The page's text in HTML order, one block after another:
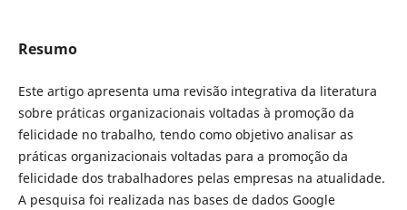
Resumo
Este artigo apresenta uma revisão integrativa da literatura
sobre práticas organizacionais voltadas à promoção da
felicidade no trabalho, tendo como objetivo analisar as
práticas organizacionais voltadas para a promoção da
felicidade dos trabalhadores pelas empresas na atualidade.
A pesquisa foi realizada nas bases de dados Google